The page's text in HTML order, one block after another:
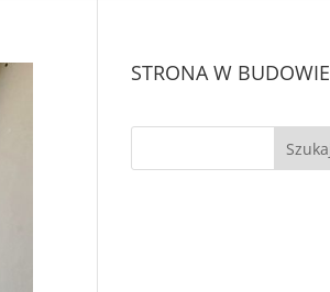
STRONA W BUDOWIE